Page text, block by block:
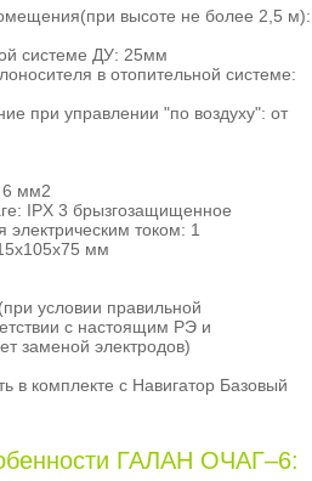
высоте не более 2,5 м):
системе ДУ: 25мм
в отопительной системе:
при управлении "по воздуху": от
6 мм2
IPX 3 брызгозащищенное
током: 1
мм
условии правильной
с настоящим РЭ и
заменой электродов)
в комплекте с Навигатор Базовый
ГАЛАН ОЧАГ–6: